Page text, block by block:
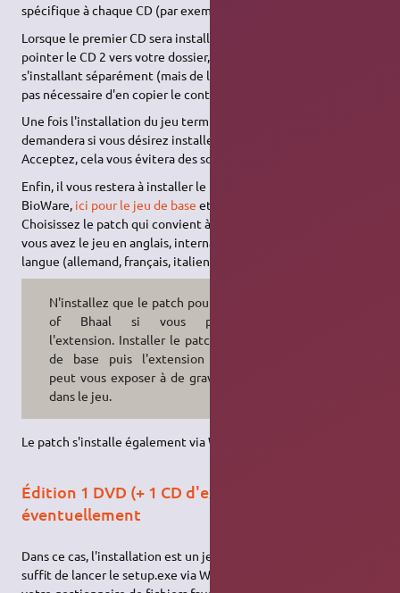
spécifique à chaque CD (par exemple dans /home/user/CD2).
Lorsque le premier CD sera installé, il vous suffira alors de
pointer le CD 2 vers votre dossier, et ainsi de suite. L'extension
s'installant séparément (mais de la même façon), il ne vous est
pas nécessaire d'en copier le contenu sur votre disque.
Une fois l'installation du jeu terminée, l'installateur vous
demandera si vous désirez installer les pilotes DirectX.
Acceptez, cela vous évitera des soucis graphiques dans le jeu.
Enfin, il vous restera à installer le patch officiel édité par
BioWare, ici pour le jeu de base et
Choisissez le patch qui convient à votre installation : anglais si
vous avez le jeu en anglais, international pour toute autre
langue (allemand, français, italien…).
N'installez que le patch pour Throne
of Bhaal si vous possédez
l'extension. Installer le patch du jeu
de base puis l'extension ensuite
peut vous exposer à de graves bugs
dans le jeu.
Le patch s'installe également via Wine.
Édition 1 DVD (+ 1 CD d'extension
éventuellement
Dans ce cas, l'installation est un jeu d'enfant puisqu'il vous
suffit de lancer le setup.exe via Wine, dans un terminal (ou avec